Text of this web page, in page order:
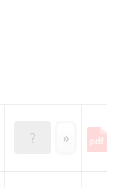
? »